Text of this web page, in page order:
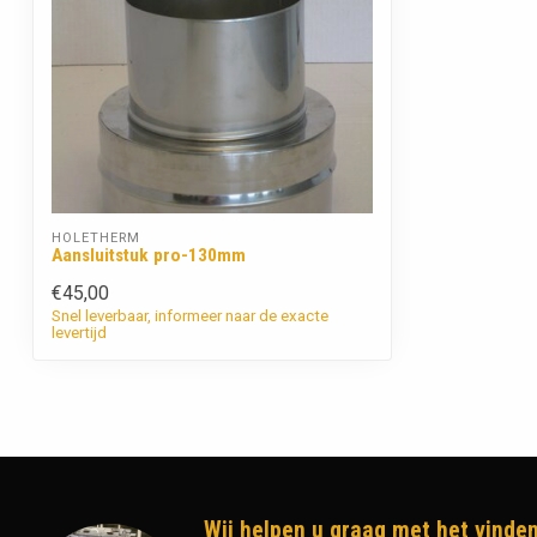
HOLETHERM
Aansluitstuk pro-130mm
€45,00
Snel leverbaar, informeer naar de exacte
levertijd
Wij helpen u graag met het